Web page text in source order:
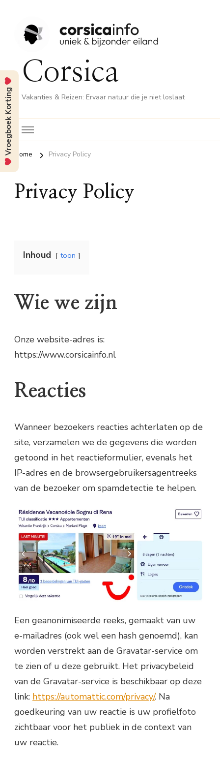
Corsica
Vakanties & Reizen: Ervaar natuur die je niet loslaat
Home Privacy Policy
Privacy Policy
Inhoud toon
Wie we zijn
Onze website-adres is:
https://www.corsicainfo.nl
Reacties
Wanneer bezoekers reacties achterlaten op de
site, verzamelen we de gegevens die worden
getoond in het reactieformulier, evenals het
IP-adres en de browsergebruikersagentreeks
van de bezoeker om spamdetectie te helpen.
Een geanonimiseerde reeks, gemaakt van uw
e-mailadres (ook wel een hash genoemd), kan
worden verstrekt aan de Gravatar-service om
te zien of u deze gebruikt. Het privacybeleid
van de Gravatar-service is beschikbaar op deze
link: https://automattic.com/privacy/. Na
goedkeuring van uw reactie is uw profielfoto
zichtbaar voor het publiek in de context van
uw reactie.
Vroegboek Korting